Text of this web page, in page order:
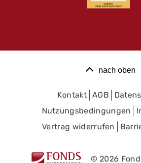
nach oben
Kontakt AGB
Nutzungsbedingungen
Vertrag widerrufen
© 2026